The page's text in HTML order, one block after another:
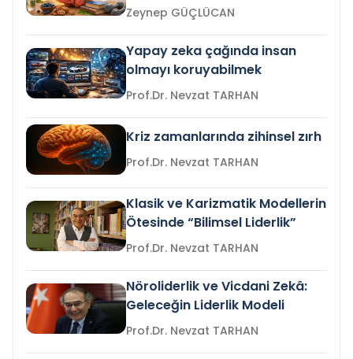
Zeynep GÜÇLÜCAN
Yapay zeka çağında insan
olmayı koruyabilmek
Prof.Dr. Nevzat TARHAN
Kriz zamanlarında zihinsel zırh
Prof.Dr. Nevzat TARHAN
Klasik ve Karizmatik Modellerin
Ötesinde “Bilimsel Liderlik”
Prof.Dr. Nevzat TARHAN
Nöroliderlik ve Vicdani Zekâ:
Geleceğin Liderlik Modeli
Prof.Dr. Nevzat TARHAN